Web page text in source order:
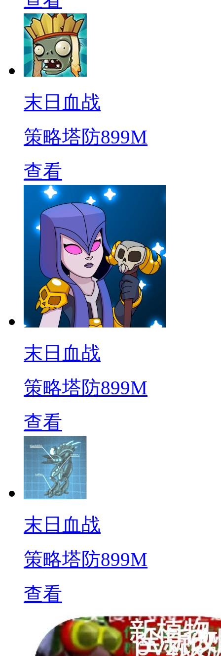
末日血战
策略塔防899M
查看
末日血战
策略塔防899M
查看
末日血战
策略塔防899M
查看